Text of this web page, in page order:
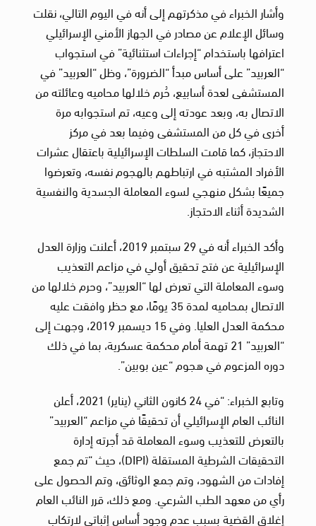
وأشار الخبراء في مذكرتهم إلى أنه في اليوم التالي، نقلت
وسائل الإعلام عن مصادر في الجهاز الأمني الإسرائيلي ​​
اعترافها باستخدام “إجراءات استثنائية” في استجواب
“العربيد” على أساس مبدأ “الضرورة”، وظل “العربيد” في
المستشفى لعدة أسابيع، حُرم خلالها محاميه وعائلته من
الاتصال به، وبعد عودته إلى وعيه، تم استجوابه مرة
أخرى في كل من المستشفى وفيما بعد في مركز
الاحتجاز، كما قامت السلطات الإسرائيلية باعتقال عشرات
الأفراد المشتبه في ارتباطهم بالهجوم نفسه، وتعرضوا
جميعًا بشكل منهجي لسوء المعاملة الجسدية والنفسية
الشديدة أثناء الاحتجاز.
وأكد الخبراء أنه في 29 سبتمبر 2019، أعلنت وزارة العدل
الإسرائيلية عن فتح تحقيق أولي في مزاعم التعذيب
وسوء المعاملة التي تعرض لها “العربيد”، وحرم خلالها من
الاتصال بمحاميه لمدة 35 يومًا، مع حظر وافقت عليه
محكمة العدل العليا. وفي 15 ديسمبر 2019، وجهت إلى
“العربيد” 21 تهمة أمام محكمة عسكرية، بما في ذلك
دوره المزعوم في هجوم “عين بوبين”.
وتابع الخبراء: “في 24 كانون الثاني (يناير) 2021، أعلن
النائب العام الإسرائيلي أن تحقيقًا في مزاعم “العربيد”
بالتعرض للتعذيب وسوء المعاملة قد أجرته إدارة
التحقيقات الشرطية المستقلة (DIPI)، حيث “تم جمع
إفادات من الشهود، وتم جمع الوثائق، وتم الحصول على
رأي من معهد الطب الشرعي. ومع ذلك، قرر النائب العام
إغلاق القضية بسبب عدم وجود أساس إثباتي لارتكاب